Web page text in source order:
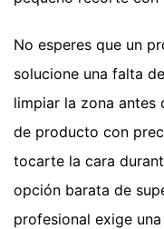
No esperes que un
solucione una falta
limpiar la zona antes
de producto con
tocarte la cara
opción barata de
profesional exige